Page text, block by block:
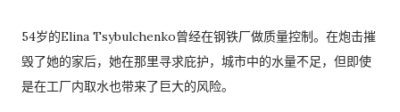
54岁的Elina Tsybulchenko曾经在钢铁厂做质量控制。在炮击摧
毁了她的家后，她在那里寻求庇护，城市中的水量不足，但即使
是在工厂内取水也带来了巨大的风险。